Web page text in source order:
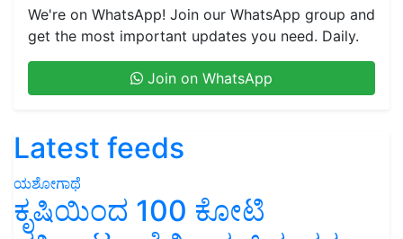
We're on WhatsApp! Join our WhatsApp group and
get the most important updates you need. Daily.
Join on WhatsApp
Latest feeds
ಯಶೋಗಾಥೆ
ಕೃಷಿಯಿಂದ 100 ಕೋಟಿ